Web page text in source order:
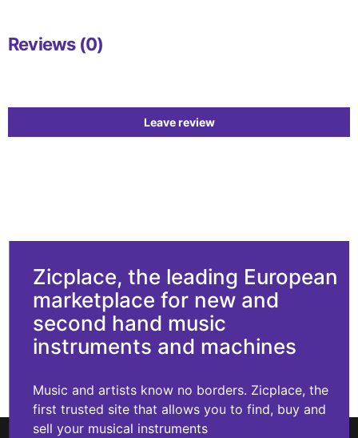
Reviews (0)
Leave review
Zicplace, the leading European
marketplace for new and
second hand music
instruments and machines
Music and artists know no borders. Zicplace, the
first trusted site that allows you to find, buy and
sell your musical instruments